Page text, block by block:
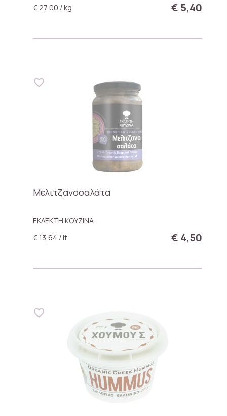
€ 27,00 / kg
€ 5,40
Mελιτζανοσαλάτα
ΕΚΛΕΚΤΗ ΚΟΥΖΙΝΑ
€ 13,64 / lt
€ 4,50